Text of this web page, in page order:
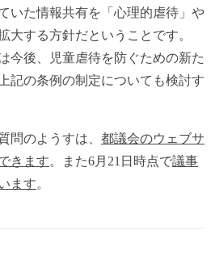
いた情報共有を「心理的虐待」や
大する方針だということです。
今後、児童虐待を防ぐための新た
記の条例の制定についても検討す
問のようすは、 都議会のウェブサ
きます。また6月21日時点で議事
ます。